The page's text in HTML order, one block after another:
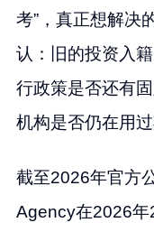
考”，真正想解决
认：旧的投资入
行政策是否还有
机构是否仍在用过
截至2026年官方
Agency在2026年